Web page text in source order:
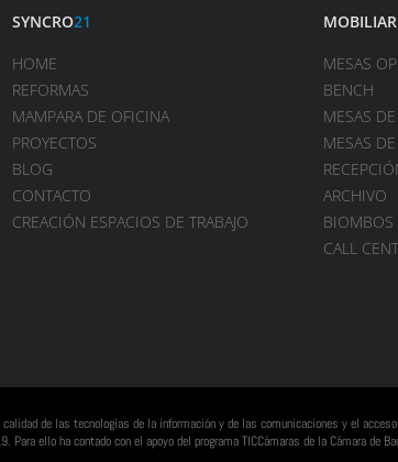
SYNCRO21
HOME
REFORMAS
MAMPARA DE OFICINA
PROYECTOS
BLOG
CONTACTO
CREACIÓN ESPACIOS DE TRABAJO
MESAS
BENCH
MESAS
MESAS
ARCHIVO
BIOMBOS
CALL
de las tecnologías de la información y de las comunicaciones y el
ello ha contado con el apoyo del programa TICCámaras de la Cámara de